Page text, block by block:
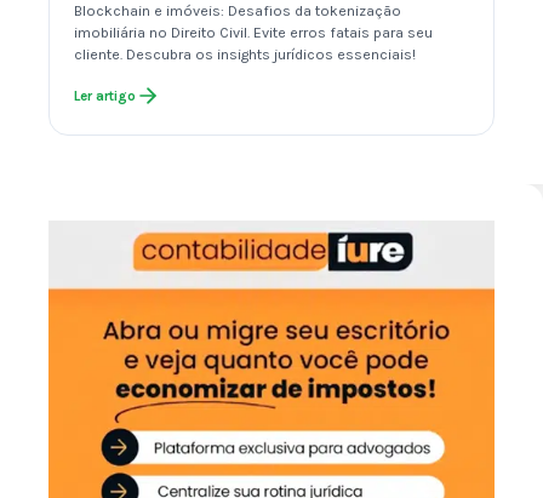
Blockchain e imóveis: Desafios da tokenização
imobiliária no Direito Civil. Evite erros fatais para seu
cliente. Descubra os insights jurídicos essenciais!
Ler artigo